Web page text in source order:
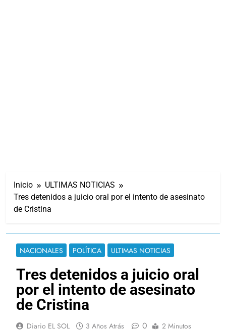
Inicio
ULTIMAS NOTICIAS
Tres detenidos a juicio oral por el intento de asesinato
de Cristina
NACIONALES POLÍTICA ULTIMAS NOTICIAS
Tres detenidos a juicio oral
por el intento de asesinato
de Cristina
Diario EL SOL 3 Años Atrás 0 2 Minutos